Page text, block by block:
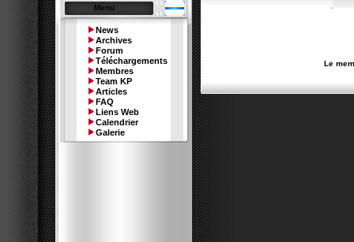
Menu
News
Archives
Forum
Téléchargements
Membres
Team KP
Articles
FAQ
Liens Web
Calendrier
Galerie
Le